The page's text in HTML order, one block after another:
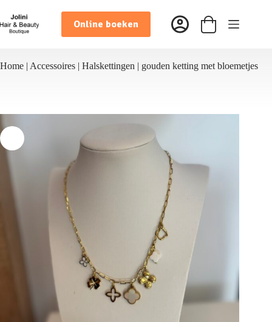
naar
de
inhoud
Online boeken Winkelwagen
Home | Accessoires | Halskettingen | gouden ketting met bloemetjes